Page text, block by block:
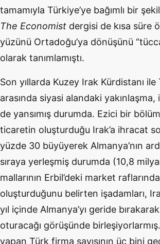
tamamıyla Türkiye’ye bağımlı bir
The Economist dergisi de kısa süre
yüzünü Ortadoğu’ya dönüşünü
olarak tanımlamıştı.
Son yıllarda Kuzey Irak Kürdistanı
arasında siyasi alandaki
de yansımış durumda. Ezici bir
ticaretin oluşturduğu Irak’a ihracat
yüzde 30 büyüyerek Almanya’nın
sıraya yerleşmiş durumda (10,8
mallarının Erbil’deki market
oluşturduğunu belirten işadamları,
yıl içinde Almanya’yı geride
oturacağı görüşünde
yapan Türk firma sayısının üç bini